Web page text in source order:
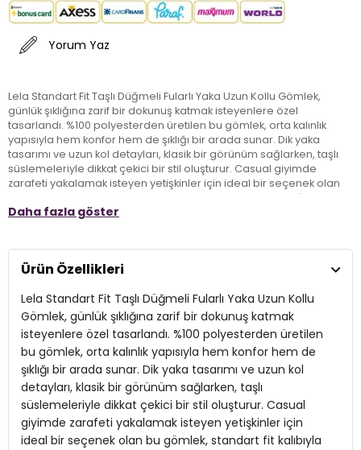
Yorum Yaz
Lela Standart Fit Taşlı Düğmeli Fularlı Yaka Uzun Kollu Gömlek,
günlük şıklığına zarif bir dokunuş katmak isteyenlere özel
tasarlandı. %100 polyesterden üretilen bu gömlek, orta kalınlık
yapısıyla hem konfor hem de şıklığı bir arada sunar. Dik yaka
tasarımı ve uzun kol detayları, klasik bir görünüm sağlarken, taşlı
süslemeleriyle dikkat çekici bir stil oluşturur. Casual giyimde
zarafeti yakalamak isteyen yetişkinler için ideal bir seçenek olan
bu gömlek, standart fit kalıbıyla her vücut tipine uyum sağlar.
Günlük kombinlerinizde rahatlıkla kullanabileceğiniz Lela gömlek,
Giyim Tarzı:Günlük/Casual
Materyal:%100 Polyester
Yaka Tipi:Dik Yaka
Kapama Şekli:Düğmeli
Kol Tipi:Uzun Kol
Daha fazla göster
Ürün Özellikleri
Lela Standart Fit Taşlı Düğmeli Fularlı Yaka Uzun Kollu
Gömlek, günlük şıklığına zarif bir dokunuş katmak
isteyenlere özel tasarlandı. %100 polyesterden üretilen
bu gömlek, orta kalınlık yapısıyla hem konfor hem de
şıklığı bir arada sunar. Dik yaka tasarımı ve uzun kol
detayları, klasik bir görünüm sağlarken, taşlı
süslemeleriyle dikkat çekici bir stil oluşturur. Casual
giyimde zarafeti yakalamak isteyen yetişkinler için
ideal bir seçenek olan bu gömlek, standart fit kalıbıyla